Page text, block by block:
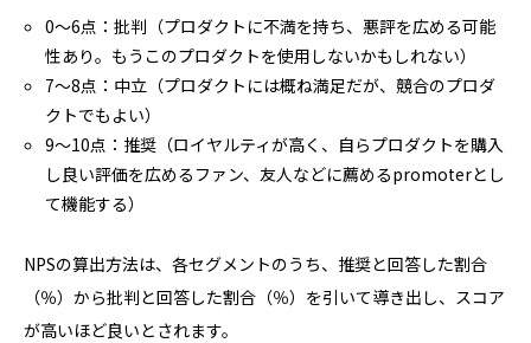
0～6点：批判（プロダクトに不満を持ち、悪評を広める可能
性あり。もうこのプロダクトを使用しないかもしれない）
7～8点：中立（プロダクトには概ね満足だが、競合のプロダ
クトでもよい）
9～10点：推奨（ロイヤルティが高く、自らプロダクトを購入
し良い評価を広めるファン、友人などに薦めるpromoterとし
て機能する）
NPSの算出方法は、各セグメントのうち、推奨と回答した割合
（％）から批判と回答した割合（％）を引いて導き出し、スコア
が高いほど良いとされます。